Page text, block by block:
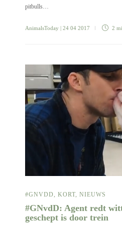
pitbulls…
AnimalsToday | 24 04 2017 2
#GNVDD, KORT, NIEUWS
#GNvdD: Agent redt
geschept is door trein